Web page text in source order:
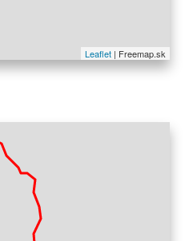
Leaflet | Freemap.sk